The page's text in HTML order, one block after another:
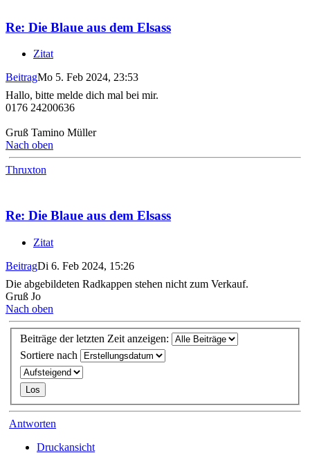
Re: Die Blaue aus dem Elsass
Zitat
BeitragMo 5. Feb 2024, 23:53
Hallo, bitte melde dich mal bei mir.
0176 24200636
Gruß Tamino Müller
Nach oben
Thruxton
Re: Die Blaue aus dem Elsass
Zitat
BeitragDi 6. Feb 2024, 15:26
Die abgebildeten Radkappen stehen nicht zum Verkauf.
Gruß Jo
Nach oben
Beiträge der letzten Zeit anzeigen:
Sortiere nach
Antworten
Druckansicht